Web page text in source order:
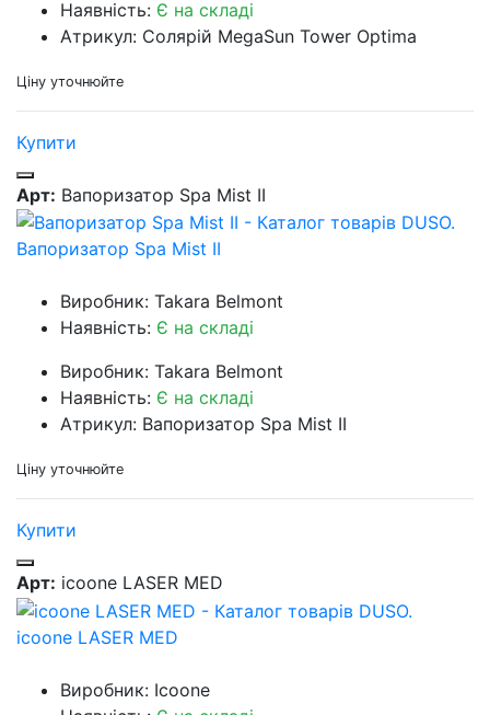
Наявність: Є на складі
Атрикул: Солярій MegaSun Tower Optima
Ціну уточнюйте
Купити
Арт: Вапоризатор Spa Mist II
Вапоризатор Spa Mist II
Виробник: Takara Belmont
Наявність: Є на складі
Виробник: Takara Belmont
Наявність: Є на складі
Атрикул: Вапоризатор Spa Mist II
Ціну уточнюйте
Купити
Арт: icoone LASER MED
icoone LASER MED
Виробник: Icoone